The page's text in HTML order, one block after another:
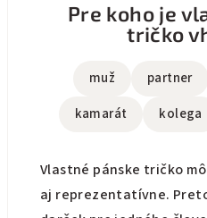
Pre koho je
tričko
muž partner
kamarát
kolega
Vlastné pánske tričko
aj reprezentatívne.